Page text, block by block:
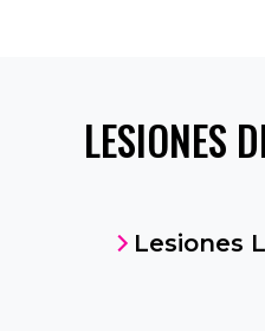
LESIONES
Lesiones